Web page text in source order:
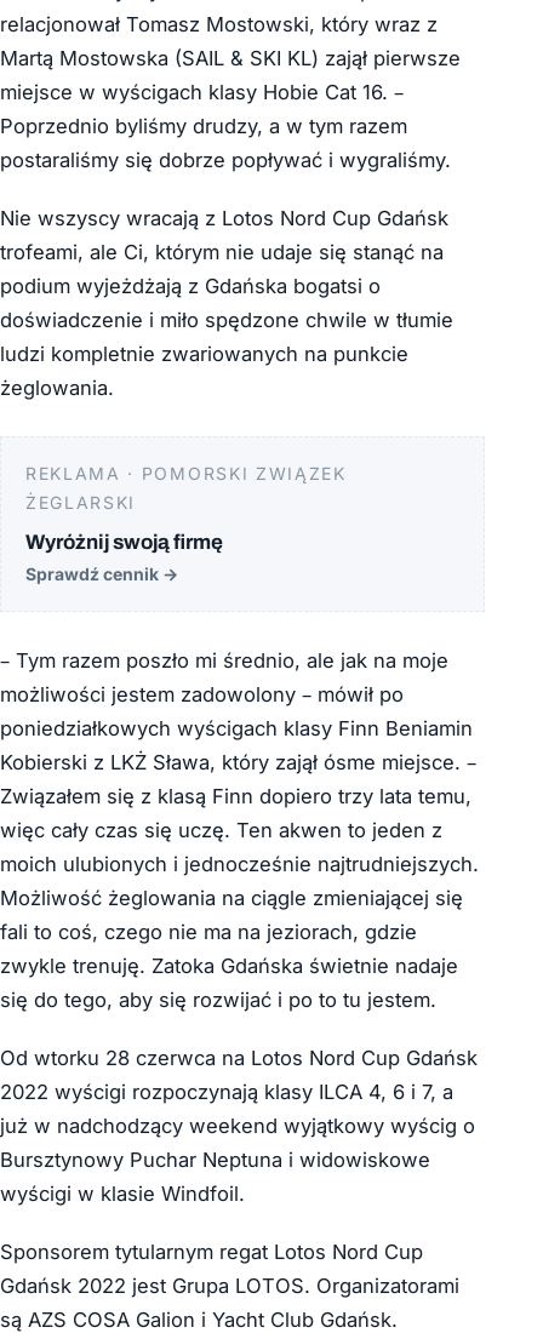
relacjonował Tomasz Mostowski, który wraz z
Martą Mostowska (SAIL & SKI KL) zajął pierwsze
miejsce w wyścigach klasy Hobie Cat 16. –
Poprzednio byliśmy drudzy, a w tym razem
postaraliśmy się dobrze popływać i wygraliśmy.
Nie wszyscy wracają z Lotos Nord Cup Gdańsk
trofeami, ale Ci, którym nie udaje się stanąć na
podium wyjeżdżają z Gdańska bogatsi o
doświadczenie i miło spędzone chwile w tłumie
ludzi kompletnie zwariowanych na punkcie
żeglowania.
REKLAMA · POMORSKI ZWIĄZEK
ŻEGLARSKI
Wyróżnij swoją firmę
Sprawdź cennik →
– Tym razem poszło mi średnio, ale jak na moje
możliwości jestem zadowolony – mówił po
poniedziałkowych wyścigach klasy Finn Beniamin
Kobierski z LKŻ Sława, który zajął ósme miejsce. –
Związałem się z klasą Finn dopiero trzy lata temu,
więc cały czas się uczę. Ten akwen to jeden z
moich ulubionych i jednocześnie najtrudniejszych.
Możliwość żeglowania na ciągle zmieniającej się
fali to coś, czego nie ma na jeziorach, gdzie
zwykle trenuję. Zatoka Gdańska świetnie nadaje
się do tego, aby się rozwijać i po to tu jestem.
Od wtorku 28 czerwca na Lotos Nord Cup Gdańsk
2022 wyścigi rozpoczynają klasy ILCA 4, 6 i 7, a
już w nadchodzący weekend wyjątkowy wyścig o
Bursztynowy Puchar Neptuna i widowiskowe
wyścigi w klasie Windfoil.
Sponsorem tytularnym regat Lotos Nord Cup
Gdańsk 2022 jest Grupa LOTOS. Organizatorami
są AZS COSA Galion i Yacht Club Gdańsk.